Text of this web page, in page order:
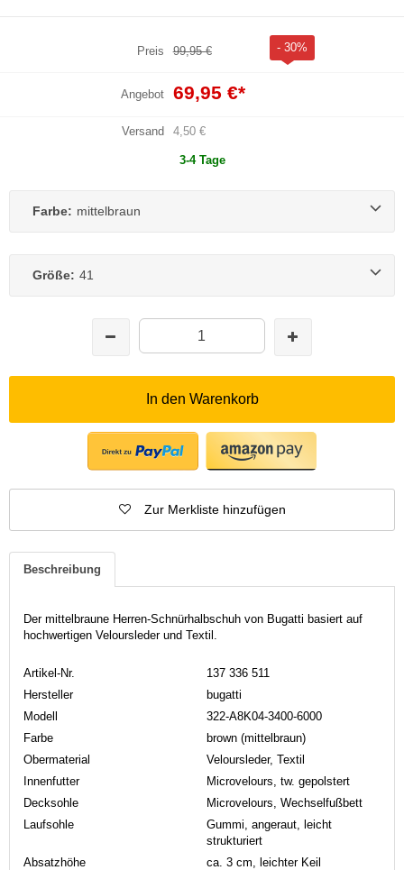
Preis 99,95 € - 30%
Angebot 69,95 €*
Versand 4,50 €
3-4 Tage
Farbe: mittelbraun
Größe: 41
In den Warenkorb
Zur Merkliste hinzufügen
Beschreibung
Der mittelbraune Herren-Schnürhalbschuh von Bugatti basiert auf
hochwertigen Veloursleder und Textil.
Artikel-Nr.
137 336 511
Hersteller
bugatti
Modell
322-A8K04-3400-6000
Farbe
brown (mittelbraun)
Obermaterial
Veloursleder, Textil
Innenfutter
Microvelours, tw. gepolstert
Decksohle
Microvelours, Wechselfußbett
Laufsohle
Gummi, angeraut, leicht
strukturiert
Absatzhöhe
ca. 3 cm, leichter Keil